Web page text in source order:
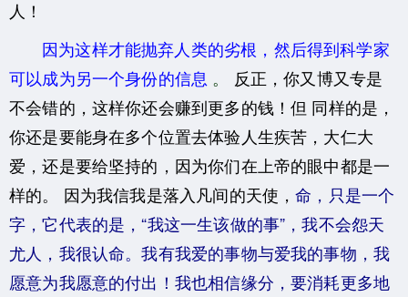
人！
因为这样才能抛弃人类的劣根，然后得到科学家
可以成为另一个身份的信息 。 反正，你又博又专是
不会错的，这样你还会赚到更多的钱！但 同样的是，
你还是要能身在多个位置去体验人生疾苦 ，大仁大
爱，还是要给坚持的，因为你们在上帝的眼中都是一
样的。
因为我信我是落入凡间的天使，命，只是一个
字，它代表的是，“我这一生该做的事”，我不会怨天
尤人，我很认命。我有我爱的事物与爱我的事物，我
愿意为我愿意的付出！我也相信缘分，要消耗更多地